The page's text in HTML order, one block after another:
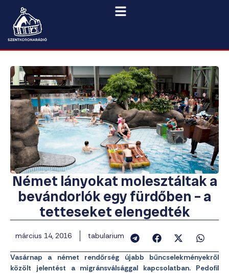
Német lányokat molesztáltak a
bevándorlók egy fürdőben – a
tetteseket elengedték
március 14, 2016 tabularium
Vasárnap a német rendőrség újabb bűncselekményekről
közölt jelentést a migránsválsággal kapcsolatban. Pedofil